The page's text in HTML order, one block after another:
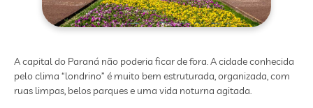
A capital do Paraná não poderia ficar de fora. A cidade conhecida
pelo clima “londrino” é muito bem estruturada, organizada, com
ruas limpas, belos parques e uma vida noturna agitada.